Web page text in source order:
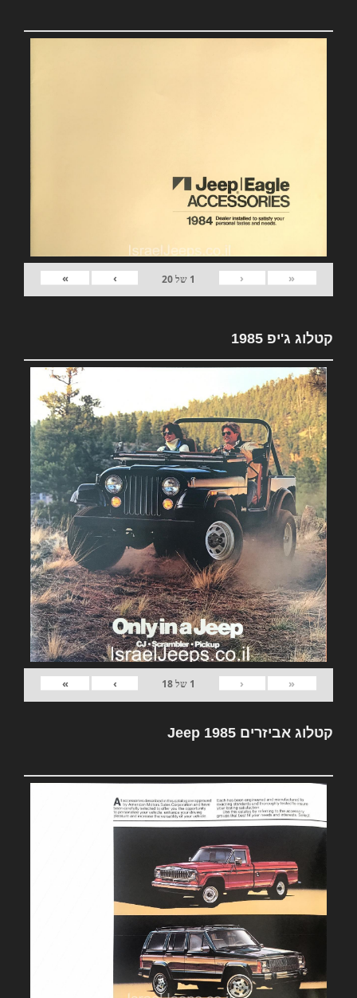
«
‹
1 של20
›
»
קטלוג ג'יפ 1985
«
‹
1 של18
›
»
קטלוג אביזרים Jeep 1985